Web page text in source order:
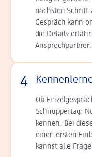
nächsten Schritt
Gespräch kann
die Details
Ansprechpartner.
4
Ob
Schnup­per­tag:
kennen. Bei
einen ersten
kannst alle